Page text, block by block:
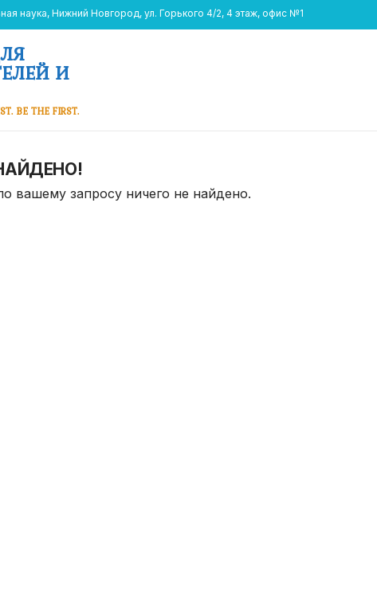
наука, Нижний Новгород, ул. Горького 4/2, 4 этаж, офис №1
И
BE THE FIRST.
вашему запросу ничего не найдено.